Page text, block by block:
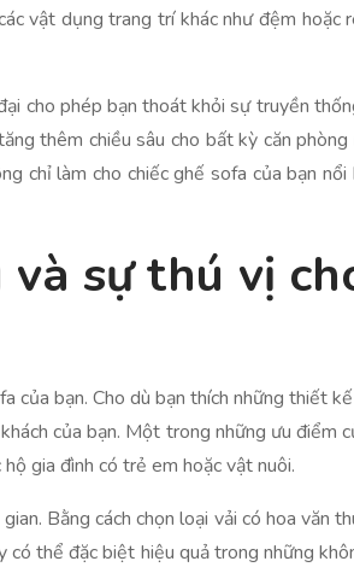
vật dụng trang trí khác như đệm hoặc
cho phép bạn thoát khỏi sự truyền
thêm chiều sâu cho bất kỳ căn
chỉ làm cho chiếc ghế sofa của bạn
sự thú vị
bạn. Cho dù bạn thích những thiết
của bạn. Một trong những ưu điểm
gia đình có trẻ em hoặc vật nuôi.
Bằng cách chọn loại vải có hoa văn
thể đặc biệt hiệu quả trong những